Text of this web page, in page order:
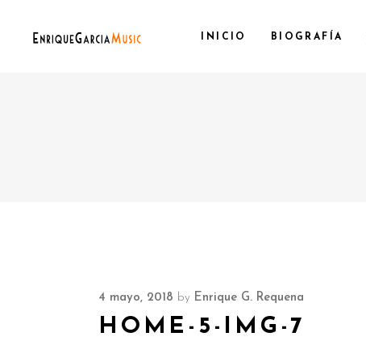
INICIO BIOGRAFÍA
4 mayo, 2018 by Enrique G. Requena
HOME-5-IMG-7